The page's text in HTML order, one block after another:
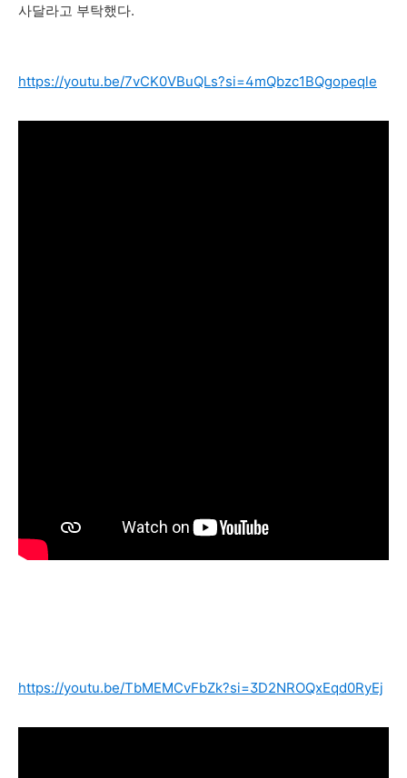
사달라고 부탁했다.
https://youtu.be/7vCK0VBuQLs?si=4mQbzc1BQgopeqle
https://youtu.be/TbMEMCvFbZk?si=3D2NROQxEqd0RyEj